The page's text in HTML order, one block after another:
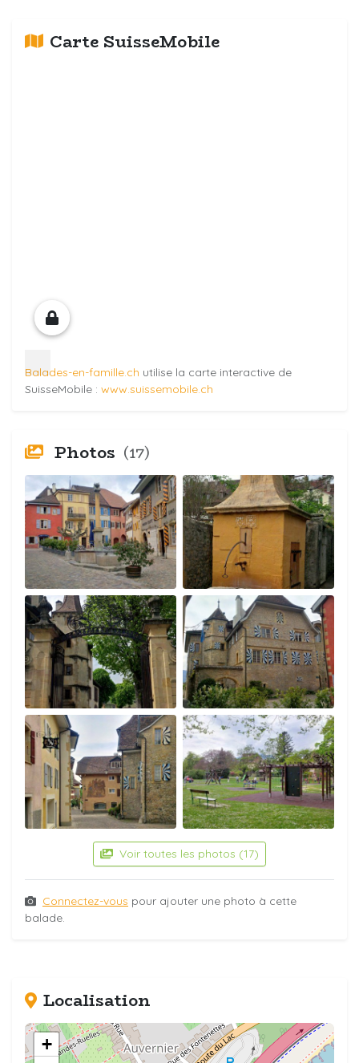
Carte SuisseMobile
Balades-en-famille.ch utilise la carte interactive de
SuisseMobile : www.suissemobile.ch
Photos (17)
Voir toutes les photos (17)
Connectez-vous pour ajouter une photo à cette
balade.
Localisation
+